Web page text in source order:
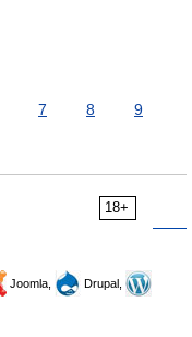
7 8
9
18+
Joomla,
Drupal,